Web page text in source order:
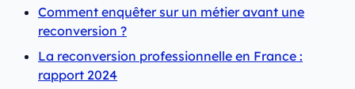
Comment enquêter sur un métier avant une
reconversion ?
La reconversion professionnelle en France :
rapport 2024